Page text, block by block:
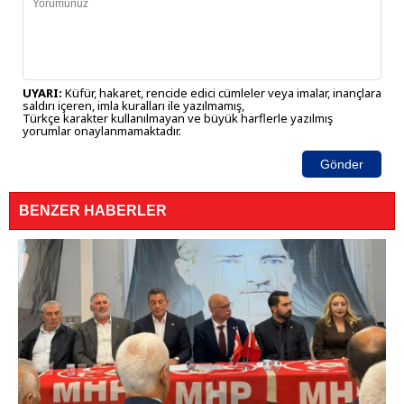
UYARI: Küfür, hakaret, rencide edici cümleler veya imalar, inançlara
saldırı içeren, imla kuralları ile yazılmamış,
Türkçe karakter kullanılmayan ve büyük harflerle yazılmış
yorumlar onaylanmamaktadır.
Gönder
BENZER HABERLER